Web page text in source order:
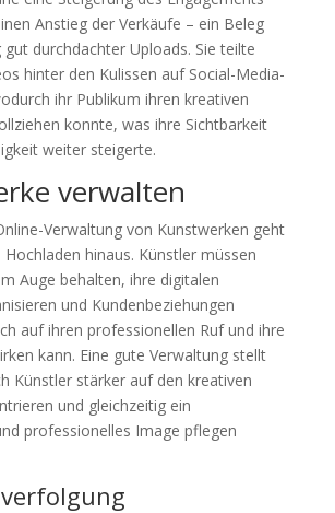
Anstieg der Verkäufe – ein Beleg
durchdachter Uploads. Sie teilte
hinter den Kulissen auf Social-Media-
ihr Publikum ihren kreativen
konnte, was ihre Sichtbarkeit
weiter steigerte.
verwalten
Verwaltung von Kunstwerken geht
hinaus. Künstler müssen
Auge behalten, ihre digitalen
und Kundenbeziehungen
auf ihren professionellen Ruf und ihre
kann. Eine gute Verwaltung stellt
Künstler stärker auf den kreativen
und gleichzeitig ein
professionelles Image pflegen